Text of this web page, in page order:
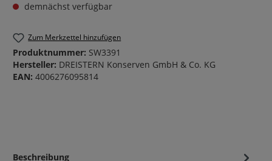
demnächst verfügbar
Zum Merkzettel hinzufügen
Produktnummer: SW3391
Hersteller: DREISTERN Konserven GmbH & Co. KG
EAN: 4006276095814
Beschreibung